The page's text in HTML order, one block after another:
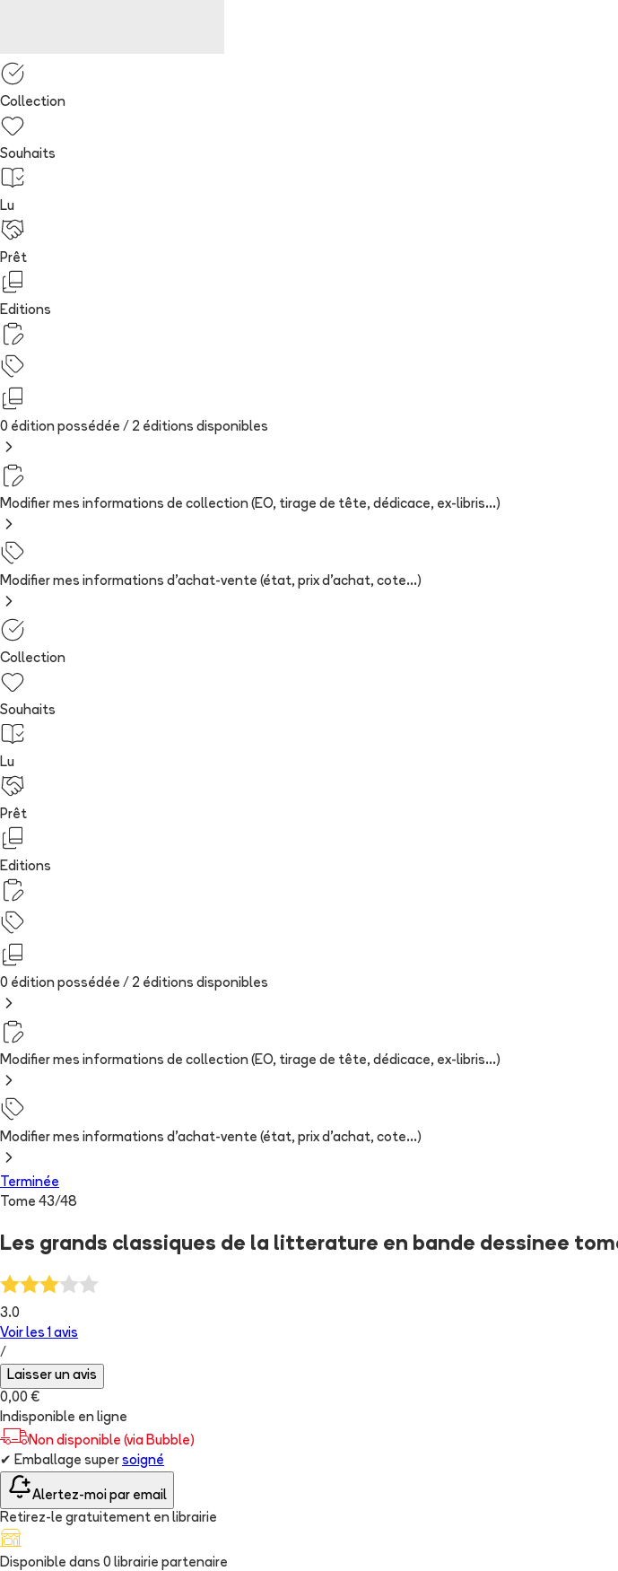
Collection
Souhaits
Lu
Prêt
Editions
0 édition possédée / 2 éditions disponibles
Modifier mes informations de collection (EO, tirage de tête, dédicace, ex-libris...)
Modifier mes informations d'achat-vente (état, prix d'achat, cote...)
Collection
Souhaits
Lu
Prêt
Editions
0 édition possédée / 2 éditions disponibles
Modifier mes informations de collection (EO, tirage de tête, dédicace, ex-libris...)
Modifier mes informations d'achat-vente (état, prix d'achat, cote...)
Terminée
Tome 43/48
Les grands classiques de la litterature en bande dessinee
3.0
Voir les 1 avis
/
Laisser un avis
0,00 €
Indisponible en ligne
Non disponible (via Bubble)
✔ Emballage super soigné
Alertez-moi par email
Retirez-le gratuitement en librairie
Disponible dans 0 librairie partenaire